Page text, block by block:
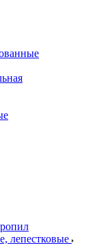
лепестковые